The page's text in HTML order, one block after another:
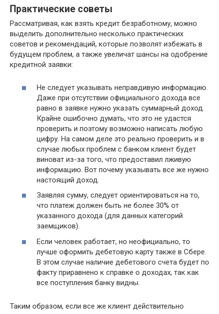
Практические советы
Рассматривая, как взять кредит безработному, можно
выделить дополнительно несколько практических
советов и рекомендаций, которые позволят избежать в
будущем проблем, а также увеличат шансы на одобрение
кредитной заявки:
Не следует указывать неправдивую информацию.
Даже при отсутствии официального дохода все
равно в заявке нужно указать суммарный доход.
Крайне ошибочно думать, что это не удастся
проверить и поэтому возможно написать любую
цифру. На самом деле это реально проверить и в
случае любых проблем с банком клиент будет
виноват из-за того, что предоставил лживую
информацию. Вот почему указывать все же нужно
настоящий доход.
Заявляя сумму, следует ориентироваться на то,
что платеж должен быть не более 30% от
указанного дохода (для данных категорий
заемщиков).
Если человек работает, но неофициально, то
лучше оформить дебетовую карту также в Сбере.
В этом случае наличие дебетового счета будет по
факту приравнено к справке о доходах, так как
все поступления банку видны.
Таким образом, если все же клиент действительно